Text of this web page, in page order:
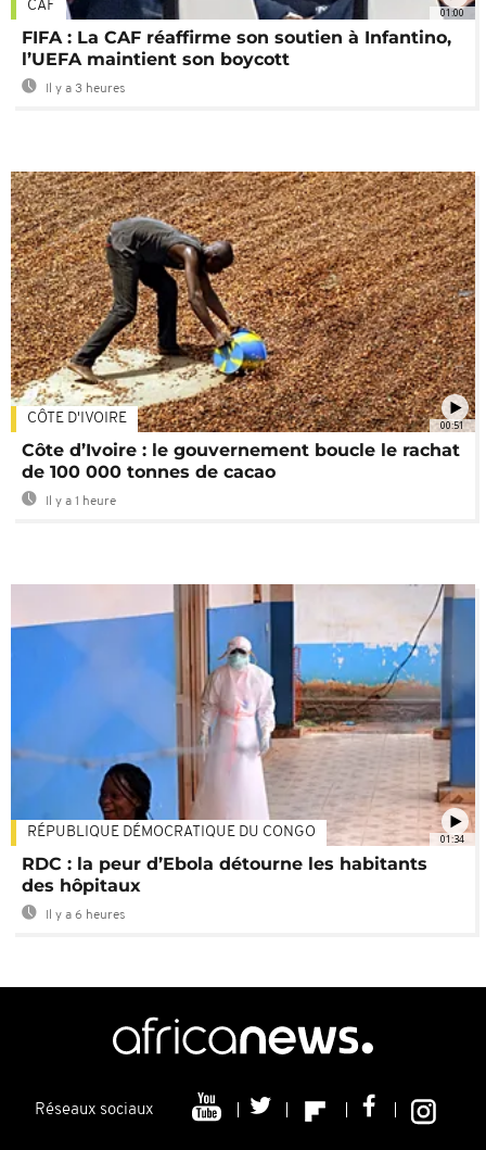
01:00
CAF
FIFA : La CAF réaffirme son soutien à Infantino,
l’UEFA maintient son boycott
Il y a 3 heures
00:51
CÔTE D'IVOIRE
Côte d’Ivoire : le gouvernement boucle le rachat
de 100 000 tonnes de cacao
Il y a 1 heure
01:34
RÉPUBLIQUE DÉMOCRATIQUE DU CONGO
RDC : la peur d’Ebola détourne les habitants
des hôpitaux
Il y a 6 heures
Réseaux sociaux